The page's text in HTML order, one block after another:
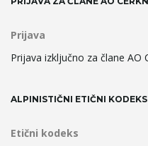
Prijava
Prijava izključno za člane AO
ALPINISTIČNI ETIČNI KODEKS
Etični kodeks